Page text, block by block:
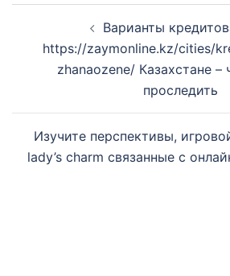
navigationВарианты
https://zaymonline.kz/cities/
zhanaozene/ Казахстане –
проследить
Изучите перспективы,
lady’s charm связанные с